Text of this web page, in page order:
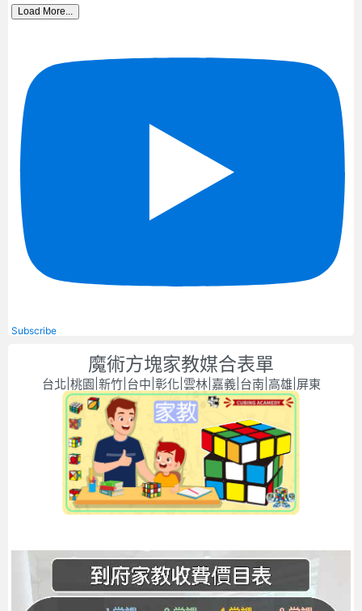
Load More...
Subscribe
魔術方塊家教媒合表單
台北|桃園|新竹|台中|彰化|雲林|嘉義|台南|高雄|屏東